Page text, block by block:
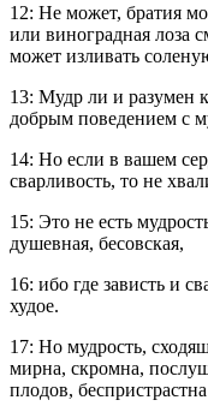
12: Не может, братия
или виноградная лоза
может изливать
13: Мудр ли и разумен
добрым поведением с
14: Но если в вашем
сварливость, то не
15: Это не есть
душевная, бесовская,
16: ибо где зависть и
худое.
17: Но мудрость,
мирна, скромна,
плодов,